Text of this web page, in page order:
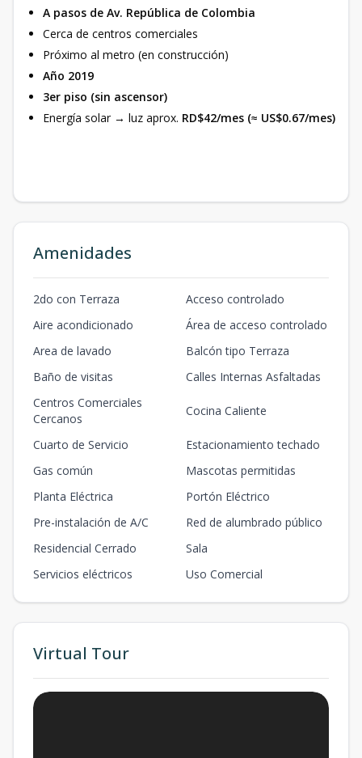
A pasos de Av. República de Colombia
Cerca de centros comerciales
Próximo al metro (en construcción)
Año 2019
3er piso (sin ascensor)
Energía solar → luz aprox. RD$42/mes (≈ US$0.67/mes)
Amenidades
2do con Terraza
Acceso controlado
Aire acondicionado
Área de acceso controlado
Area de lavado
Balcón tipo Terraza
Baño de visitas
Calles Internas Asfaltadas
Centros Comerciales
Cercanos
Cocina Caliente
Cuarto de Servicio
Estacionamiento techado
Gas común
Mascotas permitidas
Planta Eléctrica
Portón Eléctrico
Pre-instalación de A/C
Red de alumbrado público
Residencial Cerrado
Sala
Servicios eléctricos
Uso Comercial
Virtual Tour